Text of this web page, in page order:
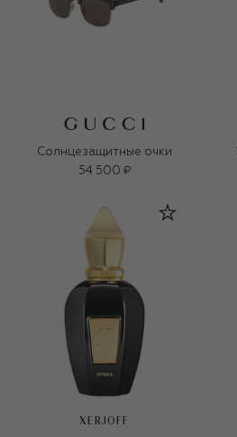
Солнцезащитные очки
54 500 ₽
XERJOFF